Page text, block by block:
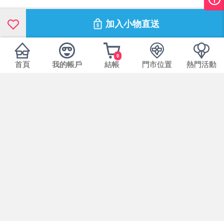
加入小物直送
首頁 我的帳戶
0
結帳 門市位置 熱門活動